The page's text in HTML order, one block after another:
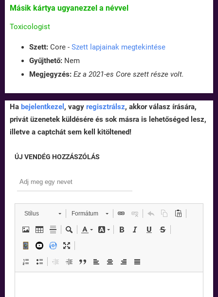
Másik kártya ugyanezzel a névvel
Toxicologist
Szett: Core - Szett lapjainak megtekintése
Gyűjthető: Nem
Megjegyzés: Ez a 2021-es Core szett része volt.
Ha bejelentkezel , vagy regisztrálsz, akkor válasz írására,
privát üzenetek küldésére és sok másra is lehetőséged lesz,
illetve a captchát sem kell kitöltened!
ÚJ VENDÉG HOZZÁSZÓLÁS
Stílus Formátum